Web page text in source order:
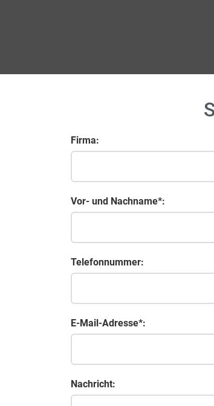
Firma:
Vor- und Nachname*:
Telefonnummer:
E-Mail-Adresse*:
Nachricht: